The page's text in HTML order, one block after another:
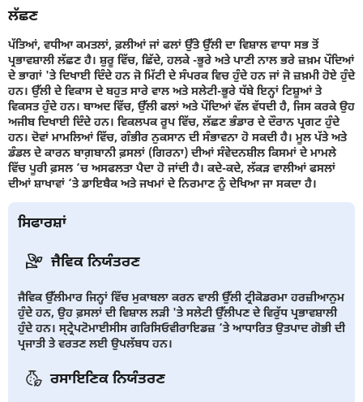
ਲੱਛਣ
ਪੱਤਿਆਂ, ਵਧੀਆ ਕਮਤਲਾਂ, ਫ਼ਲੀਆਂ ਜਾਂ ਫਲਾਂ ਉੱਤੇ ਉੱਲੀ ਦਾ ਵਿਸ਼ਾਲ ਵਾਧਾ ਸਭ ਤੋਂ
ਪ੍ਰਭਾਵਸ਼ਾਲੀ ਲੱਛਣ ਹੈ। ਸ਼ੁਰੂ ਵਿੱਚ, ਛਿੱਦੇ, ਹਲਕੇ -ਭੂਰੇ ਅਤੇ ਪਾਣੀ ਨਾਲ ਭਰੇ ਜ਼ਖ਼ਮ ਪੌਦਿਆਂ
ਦੇ ਭਾਗਾਂ 'ਤੇ ਦਿਖਾਈ ਦਿੰਦੇ ਹਨ ਜੋ ਮਿੱਟੀ ਦੇ ਸੰਪਰਕ ਵਿਚ ਹੁੰਦੇ ਹਨ ਜਾਂ ਜੋ ਜ਼ਖ਼ਮੀ ਹੋਏ ਹੁੰਦੇ
ਹਨ। ਉੱਲੀ ਦੇ ਵਿਕਾਸ ਦੇ ਬਹੁਤ ਸਾਰੇ ਵਾਲ ਅਤੇ ਸਲੇਟੀ-ਭੂਰੇ ਧੱਬੇ ਇਨ੍ਹਾਂ ਟਿਸ਼ੂਆਂ ਤੇ
ਵਿਕਸਤ ਹੁੰਦੇ ਹਨ। ਬਾਅਦ ਵਿੱਚ, ਉੱਲੀ ਫਲਾਂ ਅਤੇ ਪੌਦਿਆਂ ਵੱਲ ਵੱਧਦੀ ਹੈ, ਜਿਸ ਕਰਕੇ ਉਹ
ਅਜੀਬ ਦਿਖਾਈ ਦਿੰਦੇ ਹਨ। ਵਿਕਲਪਕ ਰੂਪ ਵਿੱਚ, ਲੱਛਣ ਭੰਡਾਰ ਦੇ ਦੌਰਾਨ ਪ੍ਰਗਟ ਹੁੰਦੇ
ਹਨ। ਦੋਵਾਂ ਮਾਮਲਿਆਂ ਵਿੱਚ, ਗੰਭੀਰ ਨੁਕਸਾਨ ਦੀ ਸੰਭਾਵਨਾ ਹੋ ਸਕਦੀ ਹੈ। ਮੂਲ ਪੱਤੇ ਅਤੇ
ਡੰਡਲ ਦੇ ਕਾਰਨ ਬਾਗ਼ਬਾਨੀ ਫ਼ਸਲਾਂ (ਗਿਰਨਾ) ਦੀਆਂ ਸੰਵੇਦਨਸ਼ੀਲ ਕਿਸਮਾਂ ਦੇ ਮਾਮਲੇ
ਵਿੱਚ ਪੂਰੀ ਫ਼ਸਲ ‘ਚ ਅਸਫਲਤਾ ਪੈਦਾ ਹੋ ਜਾਂਦੀ ਹੈ। ਕਦੇ-ਕਦੇ, ਲੱਕੜ ਵਾਲੀਆਂ ਫਸਲਾਂ
ਦੀਆਂ ਸ਼ਾਖਾਵਾਂ ‘ਤੇ ਡਾਇਬੈਕ ਅਤੇ ਜਖਮਾਂ ਦੇ ਨਿਰਮਾਣ ਨੂੰ ਦੇਖਿਆ ਜਾ ਸਕਦਾ ਹੈ।
ਸਿਫਾਰਸ਼ਾਂ
ਜੈਵਿਕ ਨਿਯੰਤਰਣ
ਜੈਵਿਕ ਉੱਲੀਮਾਰ ਜਿਨ੍ਹਾਂ ਵਿੱਚ ਮੁਕਾਬਲਾ ਕਰਨ ਵਾਲੀ ਉੱਲੀ ਟ੍ਰੀਕੋਡਰਮਾ ਹਰਜ਼ੀਆਨੁਮ
ਹੁੰਦੇ ਹਨ, ਉਹ ਫ਼ਸਲਾਂ ਦੀ ਵਿਸ਼ਾਲ ਲੜੀ 'ਤੇ ਸਲੇਟੀ ਉੱਲੀਪਣ ਦੇ ਵਿਰੁੱਧ ਪ੍ਰਭਾਵਸ਼ਾਲੀ
ਹੁੰਦੇ ਹਨ। ਸ੍ਟ੍ਰੇਪਟੋਮਾਈਸੀਸ ਗਰਿਸਿਓਵੀਰਾਇਡਜ਼ ‘ਤੇ ਆਧਾਰਿਤ ਉਤਪਾਦ ਗੋਭੀ ਦੀ
ਪ੍ਰਜਾਤੀ ਤੇ ਵਰਤਣ ਲਈ ਉਪਲੱਬਧ ਹਨ।
ਰਸਾਇਣਿਕ ਨਿਯੰਤਰਣ